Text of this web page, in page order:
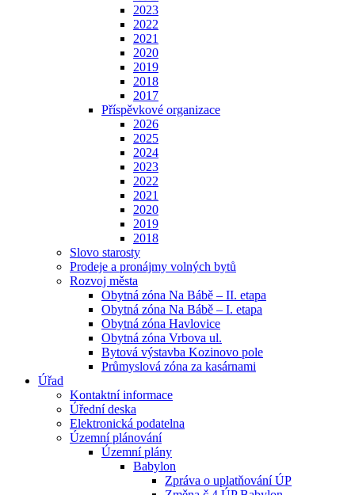
2023
2022
2021
2020
2019
2018
2017
Příspěvkové organizace
2026
2025
2024
2023
2022
2021
2020
2019
2018
Slovo starosty
Prodeje a pronájmy volných bytů
Rozvoj města
Obytná zóna Na Bábě – II. etapa
Obytná zóna Na Bábě – I. etapa
Obytná zóna Havlovice
Obytná zóna Vrbova ul.
Bytová výstavba Kozinovo pole
Průmyslová zóna za kasárnami
Úřad
Kontaktní informace
Úřední deska
Elektronická podatelna
Územní plánování
Územní plány
Babylon
Zpráva o uplatňování ÚP